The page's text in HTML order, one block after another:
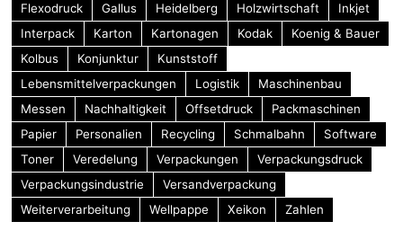
Flexodruck
Gallus Heidelberg Holzwirtschaft
Inkjet
Interpack
Karton Kartonagen Kodak
Koenig & Bauer
Kolbus
Konjunktur
Kunststoff
Lebensmittelverpackungen
Logistik
Maschinenbau
Messen
Nachhaltigkeit Offsetdruck
Packmaschinen
Papier
Personalien Recycling Schmalbahn
Software
Toner
Veredelung Verpackungen
Verpackungsdruck
Verpackungsindustrie
Versandverpackung
Weiterverarbeitung
Wellpappe Xeikon Zahlen